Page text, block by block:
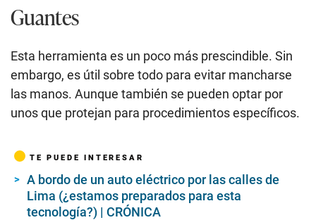
Guantes
Esta herramienta es un poco más prescindible. Sin
embargo, es útil sobre todo para evitar mancharse
las manos. Aunque también se pueden optar por
unos que protejan para procedimientos específicos.
TE PUEDE INTERESAR
A bordo de un auto eléctrico por las calles de
Lima (¿estamos preparados para esta
tecnología?) | CRÓNICA